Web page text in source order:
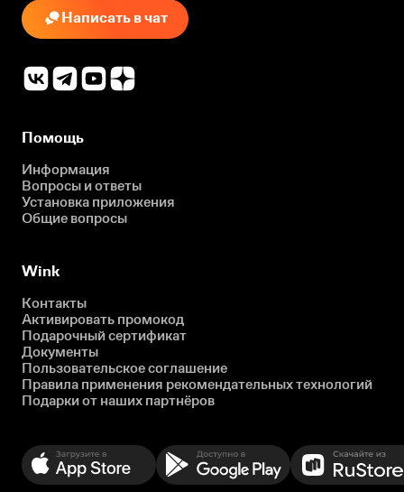
Написать в чат
Помощь
Информация
Вопросы и ответы
Установка приложения
Общие вопросы
Wink
Контакты
Активировать промокод
Подарочный сертификат
Документы
Пользовательское соглашение
Правила применения рекомендательных технологий
Подарки от наших партнёров